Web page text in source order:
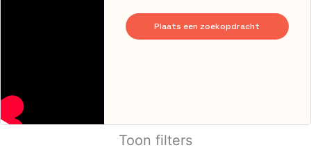
Plaats een zoekopdracht
Toon filters